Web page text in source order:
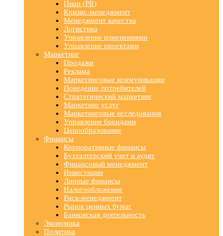
Пиар (PR)
Кризис-менеджмент
Менеджмент качества
Логистика
Управление изменениями
Управление проектами
Маркетинг
Продажи
Реклама
Маркетинговые коммуникации
Поведение потребителей
Стратегический маркетинг
Маркетинг услуг
Маркетинговые исследования
Управление брендами
Ценообразование
Финансы
Корпоративные финансы
Бухгалтерский учет и аудит
Финансовый менеджмент
Инвестиции
Личные финансы
Налогообложение
Риск-менеджмент
Рынок ценных бумаг
Банковская деятельность
Экономика
Политика